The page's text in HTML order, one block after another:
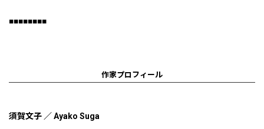
■■■■■■■■
作家プロフィール
須賀文子 ／ Ayako Suga